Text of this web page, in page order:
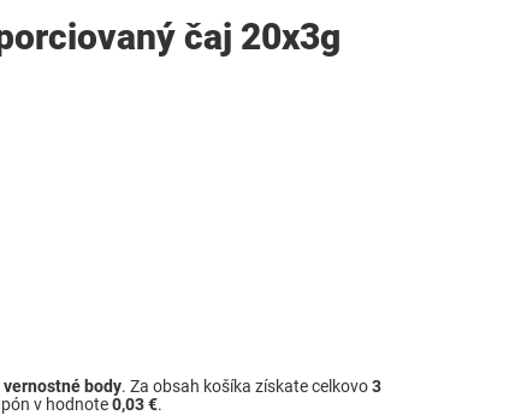
čaj 20x3g
vernostné body. Za obsah košíka získate celkovo3
v hodnote0,03 €.